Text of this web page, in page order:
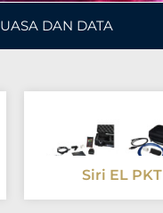
DAN DATA
Siri EL PKT